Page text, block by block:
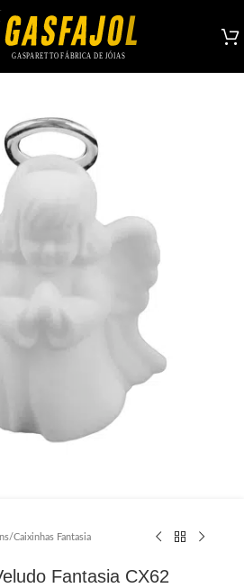
/Caixinhas Fantasia
Fantasia CX62